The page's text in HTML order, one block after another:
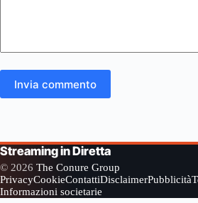
Invia commento
Streaming in Diretta
© 2026 The Conure Group
PrivacyCookieContattiDisclaimerPubblicità
Informazioni societarie